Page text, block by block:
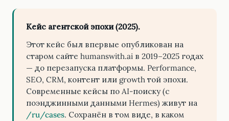
Кейс агентской эпохи (2025).
Этот кейс был впервые опубликован на
старом сайте humanswith.ai в 2019–2025 годах
— до перезапуска платформы. Performance,
SEO, CRM, контент или growth той эпохи.
Современные кейсы по AI-поиску (с
поэнджинными данными Hermes) живут на
/ru/cases. Сохранён в том виде, в каком